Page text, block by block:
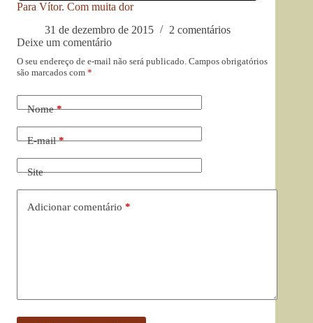
Para Vítor. Com muita dor
31 de dezembro de 2015
2 comentários
Deixe um comentário
O seu endereço de e-mail não será publicado. Campos obrigatórios
são marcados com *
Nome*
E-mail*
Site
Adicionar comentário *